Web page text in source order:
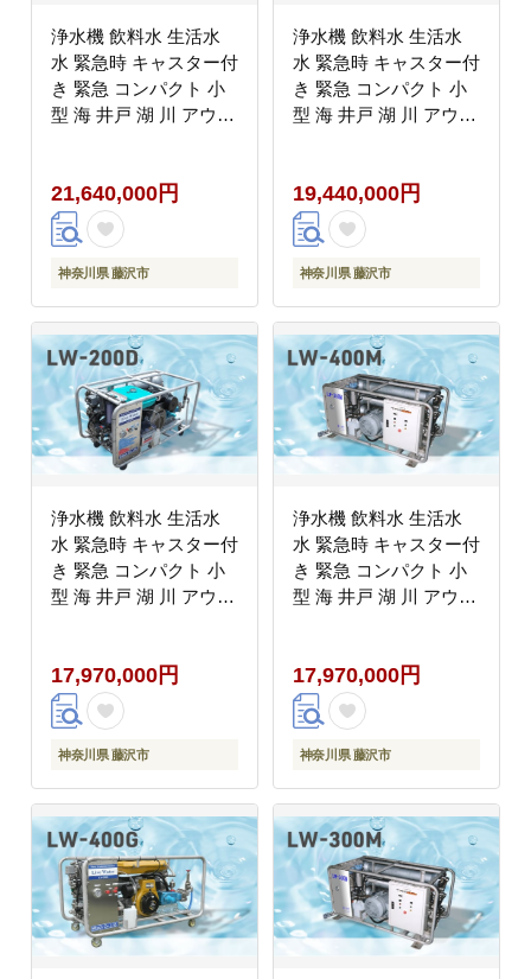
浄水機 飲料水 生活水
水 緊急時 キャスター付
き 緊急 コンパクト 小
型 海 井戸 湖 川 アウト
災 グッズ 災害 対策 備
蓄 避難 介護 地震 台風
アウトドア キャンプ 日
用品 小分け 食べ物以外
21,640,000円
神奈川県 藤沢市
浄水機 飲料水 生活水
水 緊急時 キャスター付
き 緊急 コンパクト 小
型 海 井戸 湖 川 アウト
災 グッズ 災害 対策 備
蓄 避難 介護 地震 台風
アウトドア キャンプ 日
用品 小分け 食べ物以外
19,440,000円
神奈川県 藤沢市
浄水機 飲料水 生活水
水 緊急時 キャスター付
き 緊急 コンパクト 小
型 海 井戸 湖 川 アウト
災 グッズ 災害 対策 備
蓄 避難 介護 地震 台風
アウトドア キャンプ 日
用品 小分け 食べ物以外
17,970,000円
神奈川県 藤沢市
浄水機 飲料水 生活水
水 緊急時 キャスター付
き 緊急 コンパクト 小
型 海 井戸 湖 川 アウト
災 グッズ 災害 対策 備
蓄 避難 介護 地震 台風
アウトドア キャンプ 日
用品 小分け 食べ物以外
17,970,000円
神奈川県 藤沢市